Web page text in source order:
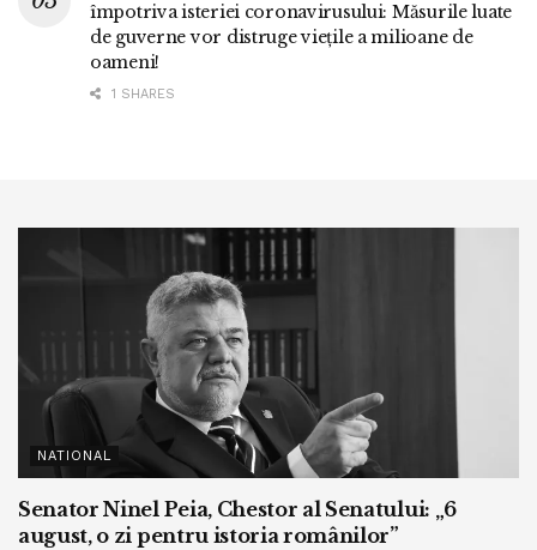
împotriva isteriei coronavirusului: Măsurile luate
de guverne vor distruge viețile a milioane de
oameni!
1 SHARES
NATIONAL
Senator Ninel Peia, Chestor al Senatului: „6
august, o zi pentru istoria românilor”